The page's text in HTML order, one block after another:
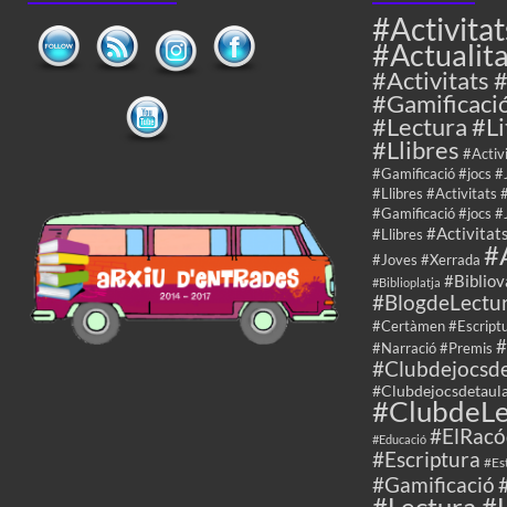
#Activitats
#Lectura
#Llibres
#Gamificació #jocs
#Llibres #Activitats
#Gamificació #jocs
#Llibres
#Joves #Xerrada
#Biblioplatja
#Certàmen
#Narració #Premis
#Educació
#Escriptura
#Gamificació